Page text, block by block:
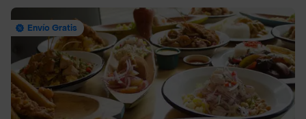
Envío Gratis